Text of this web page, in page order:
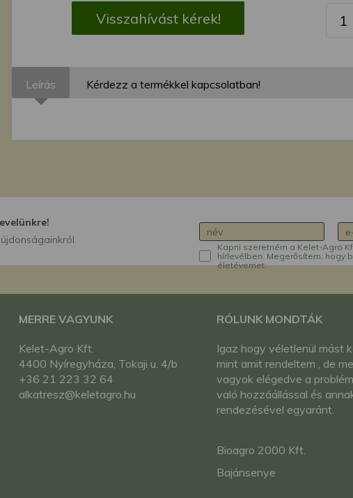
Visszahívást kérek!
Leírás Kérdezz a termékkel kapcsolatban!
Kapni szeretném a Kelet-Agro
hírlevélben. Megerősítem, hogy
életévemet.
MERRE VAGYUNK
Kelet-Agro Kft.
4400 Nyíregyháza, Tokaji u. 4/b
+36 21 223 32 64
alkatresz@keletagro.hu
RÓLUNK MONDTÁK
Igaz hogy véletlenül mást
mint amit rendeltem , de
vagyok elégedve a
való hozzáállással és
rendezésével egyaránt.
Bioagro 2000 Kft.
Bajánsenye